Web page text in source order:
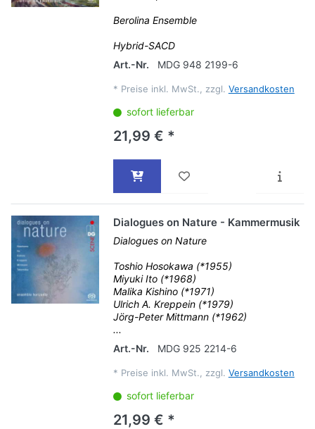
Berolina Ensemble
Hybrid-SACD
Art.-Nr.
MDG 948 2199-6
* Preise inkl. MwSt., zzgl. Versandkosten
sofort lieferbar
21,99 € *
Dialogues on Nature - Kammermusik
Dialogues on Nature
Toshio Hosokawa (*1955)
Miyuki Ito (*1968)
Malika Kishino (*1971)
Ulrich A. Kreppein (*1979)
Jörg-Peter Mittmann (*1962)
...
Art.-Nr.
MDG 925 2214-6
* Preise inkl. MwSt., zzgl. Versandkosten
sofort lieferbar
21,99 € *